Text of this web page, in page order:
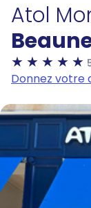
Atol
Donnez votre